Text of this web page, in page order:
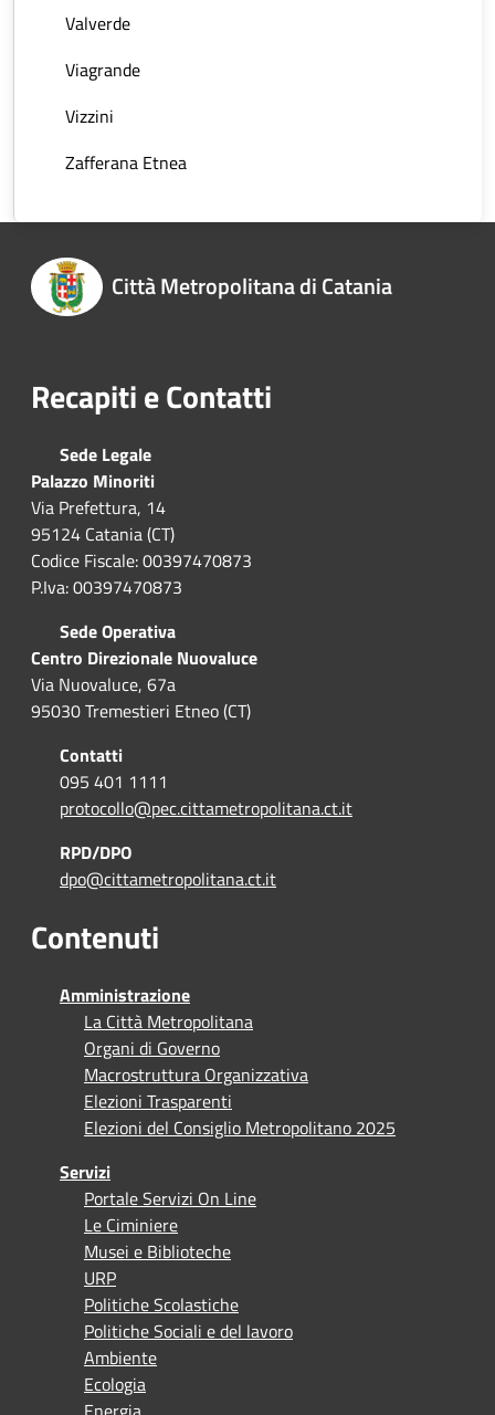
Valverde
Viagrande
Vizzini
Zafferana Etnea
Città Metropolitana di Catania
Recapiti e Contatti
Sede Legale
Palazzo Minoriti
Via Prefettura, 14
95124 Catania (CT)
Codice Fiscale: 00397470873
P.Iva: 00397470873
Sede Operativa
Centro Direzionale Nuovaluce
Via Nuovaluce, 67a
95030 Tremestieri Etneo (CT)
Contatti
095 401 1111
protocollo@pec.cittametropolitana.ct.it
RPD/DPO
dpo@cittametropolitana.ct.it
Contenuti
Amministrazione
La Città Metropolitana
Organi di Governo
Macrostruttura Organizzativa
Elezioni Trasparenti
Elezioni del Consiglio Metropolitano 2025
Servizi
Portale Servizi On Line
Le Ciminiere
Musei e Biblioteche
URP
Politiche Scolastiche
Politiche Sociali e del lavoro
Ambiente
Ecologia